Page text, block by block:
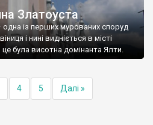
Златоуста
із перших мурованих споруд
і нині видніється в місті
була висотна домінанта Ялти.
4 5 Далі »